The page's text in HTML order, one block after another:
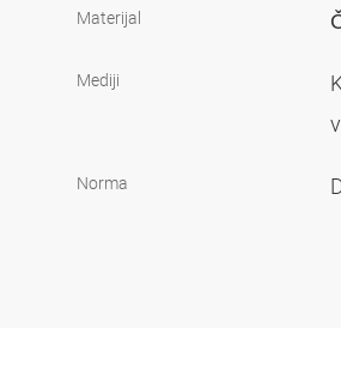
Materijal
Mediji
Norma